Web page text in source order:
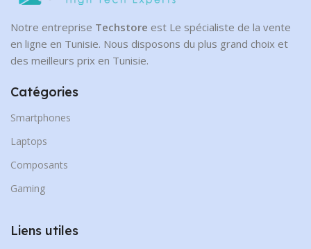
Notre entreprise Techstore est Le spécialiste de la vente
en ligne en Tunisie. Nous disposons du plus grand choix et
des meilleurs prix en Tunisie.
Catégories
Smartphones
Laptops
Composants
Gaming
Liens utiles